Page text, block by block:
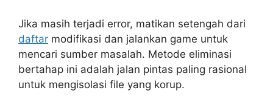
Jika masih terjadi error, matikan setengah dari
daftar modifikasi dan jalankan game untuk
mencari sumber masalah. Metode eliminasi
bertahap ini adalah jalan pintas paling rasional
untuk mengisolasi file yang korup.